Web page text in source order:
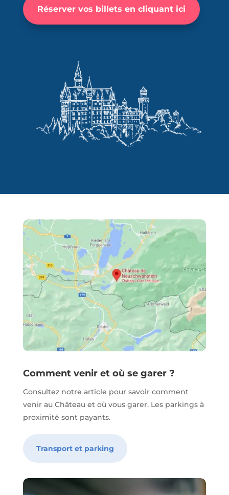
Réserver vos billets en cliquant ici
Comment venir et où se garer ?
Consultez notre article pour savoir comment
venir au Château et où vous garer. Les parkings à
proximité sont payants.
Transport et parking